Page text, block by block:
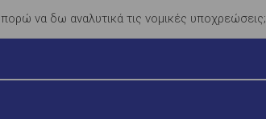
να δω αναλυτικά τις νομικές υποχρεώσεις;